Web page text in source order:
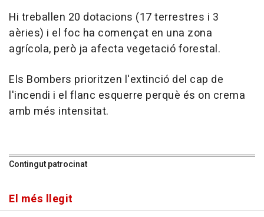
Hi treballen 20 dotacions (17 terrestres i 3
aèries) i el foc ha començat en una zona
agrícola, però ja afecta vegetació forestal.
Els Bombers prioritzen l'extinció del cap de
l'incendi i el flanc esquerre perquè és on crema
amb més intensitat.
Contingut patrocinat
El més llegit